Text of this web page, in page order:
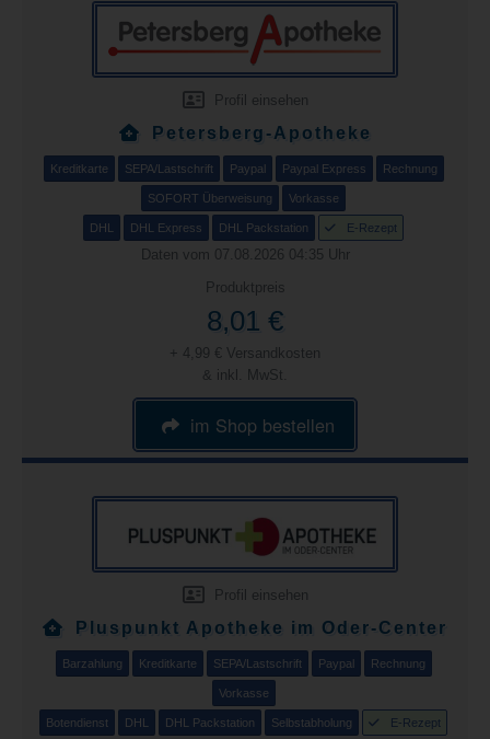
Profil einsehen
Petersberg-Apotheke
Kreditkarte SEPA/Lastschrift Paypal Paypal Express Rechnung
SOFORT Überweisung Vorkasse
DHL DHL Express DHL Packstation E-Rezept
Daten vom 07.08.2026 04:35 Uhr
Produktpreis
8,01 €
+ 4,99 € Versandkosten
& inkl. MwSt.
im Shop bestellen
Profil einsehen
Pluspunkt Apotheke im Oder-Center
Barzahlung Kreditkarte SEPA/Lastschrift Paypal Rechnung
Vorkasse
Botendienst DHL DHL Packstation Selbstabholung E-Rezept